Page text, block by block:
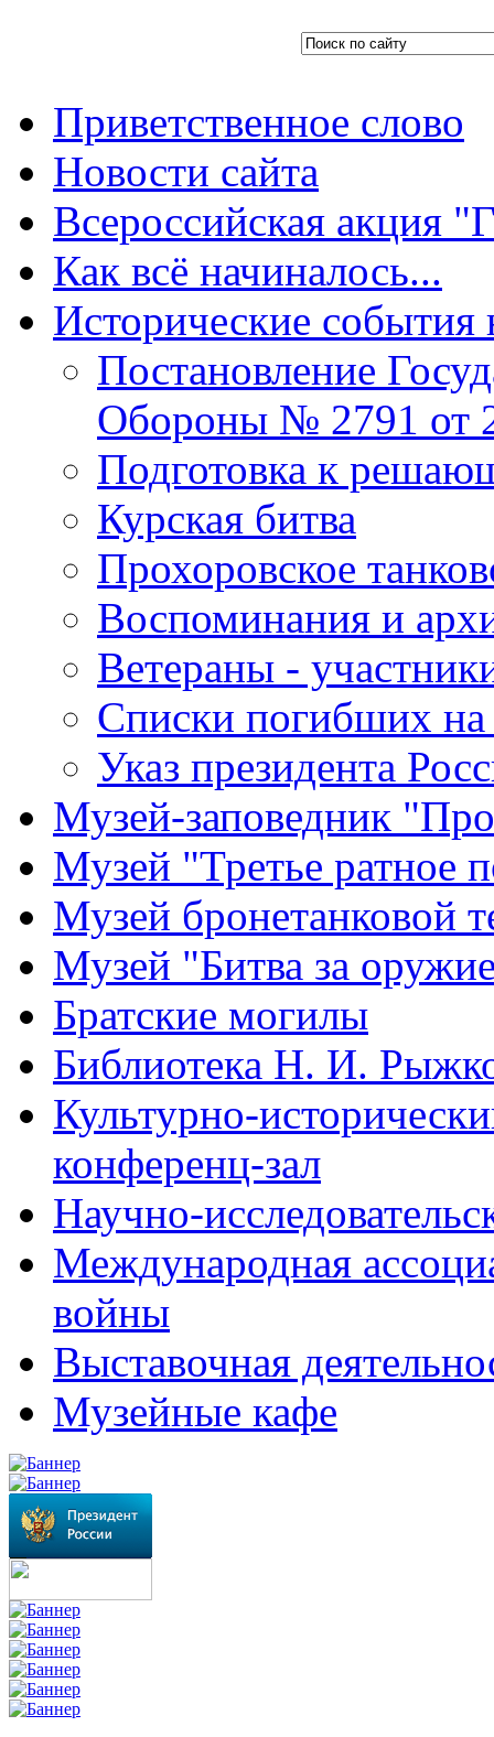
Приветственное слово
Новости сайта
Всероссийская акция
Как всё начиналось...
Исторические
Постановление
Обороны № 2791 от
Подготовка к
Курская битва
Прохоровское
Воспоминания и
Ветераны -
Списки погибших на
Указ президента
Музей-заповедник
Музей "Третье ратное
Музей бронетанковой
Музей "Битва за
Братские могилы
Библиотека Н. И.
Культурно-
конференц-зал
Научно-
Международная
войны
Выставочная
Музейные кафе